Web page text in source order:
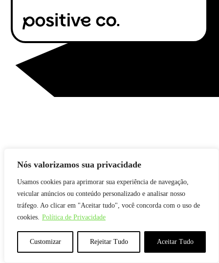
Nós valorizamos sua privacidade
Usamos cookies para aprimorar sua experiência de navegação,
veicular anúncios ou conteúdo personalizado e analisar nosso
tráfego. Ao clicar em "Aceitar tudo", você concorda com o uso de
cookies. Política de Privacidade
Customizar Rejeitar Tudo Aceitar Tudo